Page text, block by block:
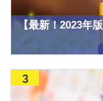
【最新！2023年
3